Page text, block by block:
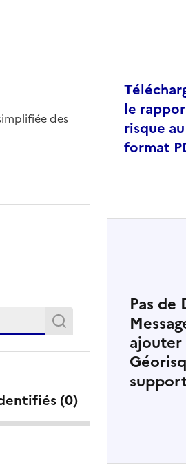
des
Rechercher
Recherche
(0)
le
risque au
format
Pas de
ajouter